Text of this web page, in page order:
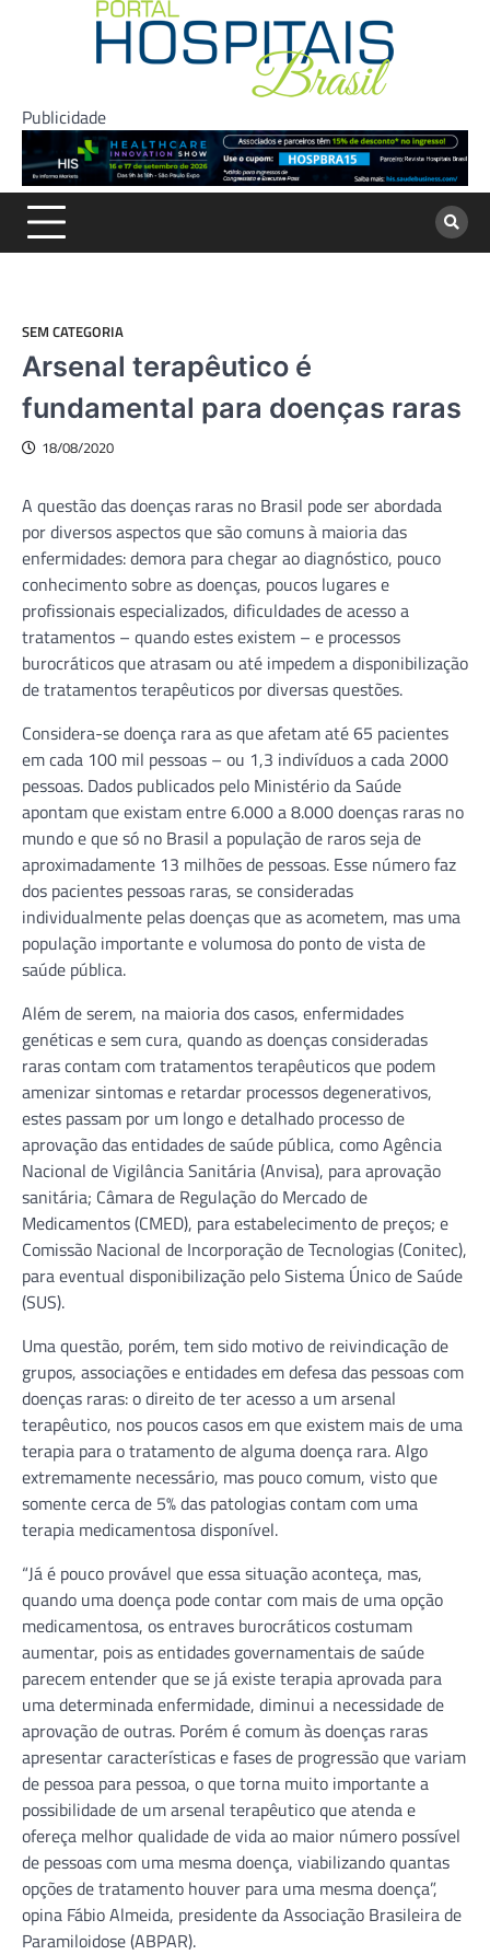
Publicidade
SEM CATEGORIA
Arsenal terapêutico é
fundamental para doenças raras
18/08/2020
A questão das doenças raras no Brasil pode ser abordada
por diversos aspectos que são comuns à maioria das
enfermidades: demora para chegar ao diagnóstico, pouco
conhecimento sobre as doenças, poucos lugares e
profissionais especializados, dificuldades de acesso a
tratamentos – quando estes existem – e processos
burocráticos que atrasam ou até impedem a disponibilização
de tratamentos terapêuticos por diversas questões.
Considera-se doença rara as que afetam até 65 pacientes
em cada 100 mil pessoas – ou 1,3 indivíduos a cada 2000
pessoas. Dados publicados pelo Ministério da Saúde
apontam que existam entre 6.000 a 8.000 doenças raras no
mundo e que só no Brasil a população de raros seja de
aproximadamente 13 milhões de pessoas. Esse número faz
dos pacientes pessoas raras, se consideradas
individualmente pelas doenças que as acometem, mas uma
população importante e volumosa do ponto de vista de
saúde pública.
Além de serem, na maioria dos casos, enfermidades
genéticas e sem cura, quando as doenças consideradas
raras contam com tratamentos terapêuticos que podem
amenizar sintomas e retardar processos degenerativos,
estes passam por um longo e detalhado processo de
aprovação das entidades de saúde pública, como Agência
Nacional de Vigilância Sanitária (Anvisa), para aprovação
sanitária; Câmara de Regulação do Mercado de
Medicamentos (CMED), para estabelecimento de preços; e
Comissão Nacional de Incorporação de Tecnologias (Conitec),
para eventual disponibilização pelo Sistema Único de Saúde
(SUS).
Uma questão, porém, tem sido motivo de reivindicação de
grupos, associações e entidades em defesa das pessoas com
doenças raras: o direito de ter acesso a um arsenal
terapêutico, nos poucos casos em que existem mais de uma
terapia para o tratamento de alguma doença rara. Algo
extremamente necessário, mas pouco comum, visto que
somente cerca de 5% das patologias contam com uma
terapia medicamentosa disponível.
“Já é pouco provável que essa situação aconteça, mas,
quando uma doença pode contar com mais de uma opção
medicamentosa, os entraves burocráticos costumam
aumentar, pois as entidades governamentais de saúde
parecem entender que se já existe terapia aprovada para
uma determinada enfermidade, diminui a necessidade de
aprovação de outras. Porém é comum às doenças raras
apresentar características e fases de progressão que variam
de pessoa para pessoa, o que torna muito importante a
possibilidade de um arsenal terapêutico que atenda e
ofereça melhor qualidade de vida ao maior número possível
de pessoas com uma mesma doença, viabilizando quantas
opções de tratamento houver para uma mesma doença”,
opina Fábio Almeida, presidente da Associação Brasileira de
Paramiloidose (ABPAR).